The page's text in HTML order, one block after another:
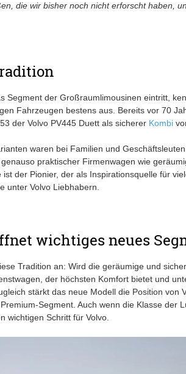
die wir bisher noch nicht erforscht haben,
Segment der Großraumlimousinen eintritt,
Fahrzeugen bestens aus. Bereits vor 70
der Volvo PV445 Duett als sicherer Kombi
waren bei Familien und
praktischer Firmenwagen wie
der Pionier, der als Inspirationsquelle für
unter Volvo Liebhabern.
wichtiges neues
Tradition an: Wird die geräumige und
der höchsten Komfort bietet und
stärkt das neue Modell die Position von
Segment. Auch wenn die Klasse der
wichtigen Schritt für Volvo.